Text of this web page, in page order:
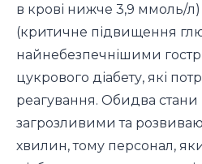
в крові нижче 3,9 ммоль/л)
(критичне підвищення
найнебезпечнішими
цукрового діабету, які
реагування. Обидва стани
загрозливими та
хвилин, тому персонал,